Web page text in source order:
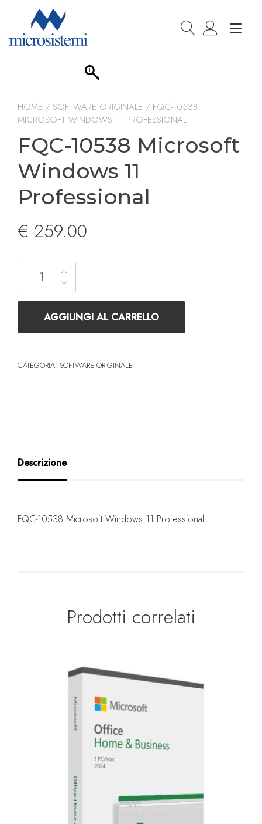
contenuto
HOME / SOFTWARE ORIGINALE / FQC-10538
MICROSOFT WINDOWS 11 PROFESSIONAL
FQC-10538 Microsoft
Windows 11
Professional
€ 259.00
FQC-10538 Microsoft Windows 11 Professional quantità
AGGIUNGI AL CARRELLO
CATEGORIA: SOFTWARE ORIGINALE
Descrizione
FQC-10538 Microsoft Windows 11 Professional
Prodotti correlati